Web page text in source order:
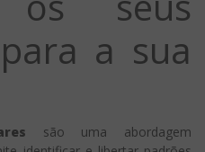
a sua
são uma abordagem